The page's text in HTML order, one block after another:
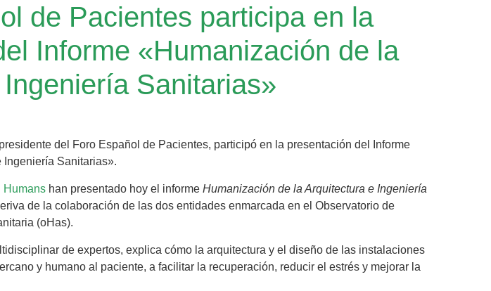
de Pacientes participa en la
Informe «Humanización de la
Sanitarias»
del Foro Español de Pacientes, participó en la presentación del Informe
Sanitarias».
Humans han presentado hoy el informe Humanización de la Arquitectura e Ingeniería
de la colaboración de las dos entidades enmarcada en el Observatorio de
(oHas).
de expertos, explica cómo la arquitectura y el diseño de las instalaciones
y humano al paciente, a facilitar la recuperación, reducir el estrés y mejorar la